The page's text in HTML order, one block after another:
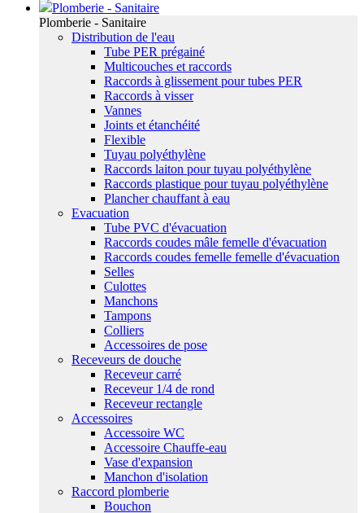
Plomberie - Sanitaire
Plomberie - Sanitaire
Distribution de l'eau
Tube PER prégainé
Multicouches et raccords
Raccords à glissement pour tubes PER
Raccords à visser
Vannes
Joints et étanchéité
Flexible
Tuyau polyéthylène
Raccords laiton pour tuyau polyéthylène
Raccords plastique pour tuyau polyéthylène
Plancher chauffant à eau
Evacuation
Tube PVC d'évacuation
Raccords coudes mâle femelle d'évacuation
Raccords coudes femelle femelle d'évacuation
Selles
Culottes
Manchons
Tampons
Colliers
Accessoires de pose
Receveurs de douche
Receveur carré
Receveur 1/4 de rond
Receveur rectangle
Accessoires
Accessoire WC
Accessoire Chauffe-eau
Vase d'expansion
Manchon d'isolation
Raccord plomberie
Bouchon